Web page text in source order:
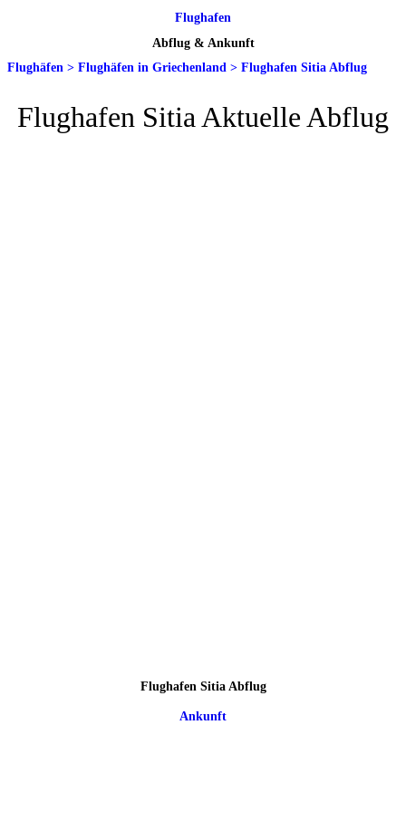
Flughafen
Abflug & Ankunft
Flughäfen > Flughäfen in Griechenland > Flughafen Sitia Abflug
Flughafen Sitia Aktuelle Abflug
Flughafen Sitia Abflug
Ankunft